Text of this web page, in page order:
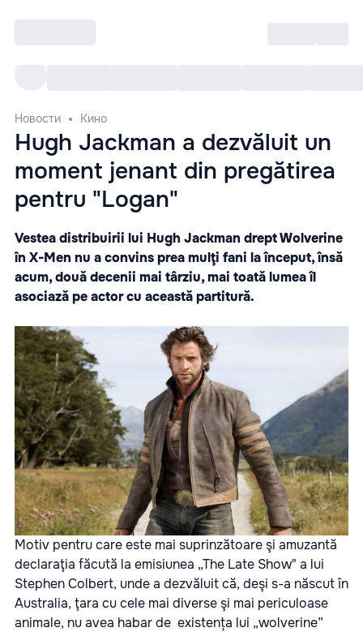
Новости Кино
Hugh Jackman a dezvăluit un
moment jenant din pregătirea
pentru "Logan"
Vestea distribuirii lui Hugh Jackman drept Wolverine
în X-Men nu a convins prea mulţi fani la început, însă
acum, două decenii mai târziu, mai toată lumea îl
asociază pe actor cu această partitură.
Motiv pentru care este mai suprinzătoare şi amuzantă
declaraţia făcută la emisiunea „The Late Show" a lui
Stephen Colbert, unde a dezvăluit că, deşi s-a născut în
Australia, ţara cu cele mai diverse şi mai periculoase
animale, nu avea habar de existența lui „wolverine”